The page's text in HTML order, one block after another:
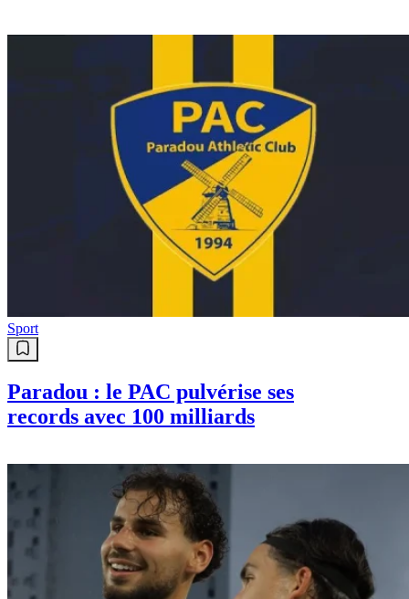
Mercato : Un joueur du MCA
réclame son départ pour rejoindre
Ghedjemis : Frosinone réclame
20M€, ce club ne lâche pas